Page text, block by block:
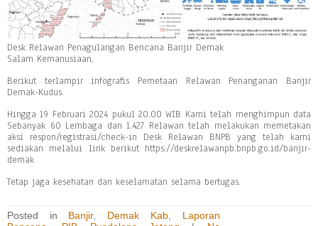
Desk Relawan Penagulangan Bencana Banjir Demak
Salam Kemanusiaan,
Berikut terlampir infografis Pemetaan Relawan Penanganan Banjir
Demak-Kudus.
Hingga 19 Februari 2024 pukul 20.00 WIB Kami telah menghimpun data
Sebanyak 60 Lembaga dan 1.427 Relawan telah melakukan memetakan
aksi respon/registrasi/check-in Desk Relawan BNPB yang telah kami
sediakan melalui link berikut https://deskrelawanpb.bnpb.go.id/banjir-
demak
Tetap jaga kesehatan dan keselamatan selama bertugas.
Posted in Banjir, Demak Kab, Laporan